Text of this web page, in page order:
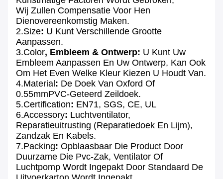
Wij Zullen Compensatie Voor Hen
Dienovereenkomstig Maken.
2.Size: U Kunt Verschillende Grootte
Aanpassen.
3.Color, Embleem & Ontwerp: U Kunt Uw
Embleem Aanpassen En Uw Ontwerp, Kan Ook
Om Het Even Welke Kleur Kiezen U Houdt Van.
4.Material : De Doek Van Oxford Of
0.55mmPVC-Geteerd Zeildoek.
5.Certification: EN71, SGS, CE, UL
6.Accessory: Luchtventilator,
Reparatieuitrusting (reparatiedoek En Lijm),
Zandzak En Kabels.
7.Packing: Opblaasbaar Die Product Door
Duurzame Die Pvc-Zak, Ventilator Of
Luchtpomp Wordt Ingepakt Door Standaard De